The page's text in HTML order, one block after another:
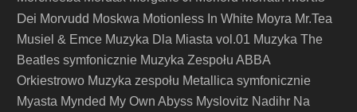
Dei Morvudd Moskwa Motionless In White Moyra Mr.Tea
Musiel & Emce Muzyka Dla Miasta vol.01 Muzyka The
Beatles symfonicznie Muzyka Zespołu ABBA
Orkiestrowo Muzyka zespołu Metallica symfonicznie
Myasta Mynded My Own Abyss Myslovitz Nadihr Na